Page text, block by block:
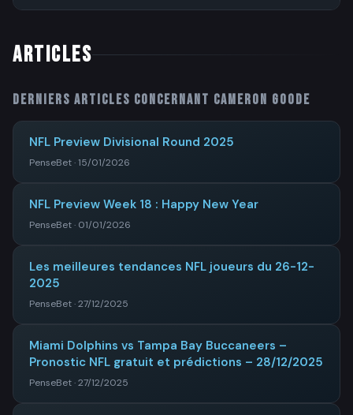
ARTICLES
Derniers articles concernant Cameron Goode
NFL Preview Divisional Round 2025
PenseBet · 15/01/2026
NFL Preview Week 18 : Happy New Year
PenseBet · 01/01/2026
Les meilleures tendances NFL joueurs du 26-12-
2025
PenseBet · 27/12/2025
Miami Dolphins vs Tampa Bay Buccaneers –
Pronostic NFL gratuit et prédictions – 28/12/2025
PenseBet · 27/12/2025